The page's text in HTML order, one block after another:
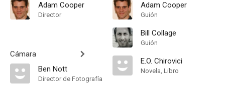
Adam Cooper
Director
Cámara
Ben Nott
Director de Fotografía
Adam Cooper
Guión
Bill Collage
Guión
E.O. Chirovici
Novela, Libro